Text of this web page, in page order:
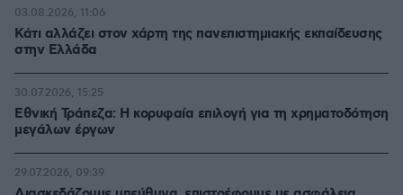
Κάτι αλλάζει στον χάρτη της πανεπιστημιακής εκπαίδευσης
στην Ελλάδα
03.08.2026, 11:06
Εθνική Τράπεζα: Η κορυφαία επιλογή για τη χρηματοδότηση
μεγάλων έργων
30.07.2026, 15:25
29.07.2026, 09:39